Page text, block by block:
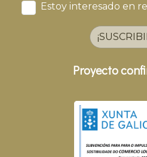
Estoy interesado en
Proyecto